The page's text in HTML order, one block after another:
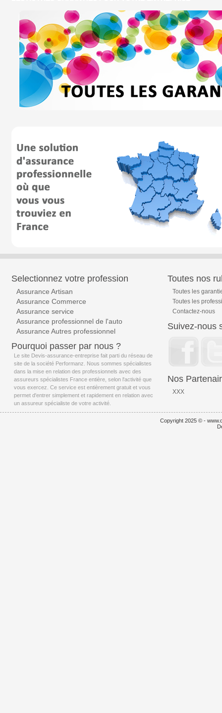
Selectionnez votre profession
Assurance Artisan
Assurance Commerce
Assurance service
Assurance professionnel de l'auto
Assurance Autres professionnel
Pourquoi passer par nous ?
Le site Devis-assurance-entreprise fait parti du réseau de
site de la société Performanz. Nous sommes spécialistes
dans la mise en relation des professionnels avec des
assureurs spécialistes France entière, selon l'activité que
vous exercez. Ce service est entièrement gratuit et vous
permet d'entrer simplement et rapidement en relation avec
un assureur spécialiste de votre activité.
Toutes nos
Toutes les
Toutes les
Contactez-nous
Suivez-nous
Nos
XXX
Copyright 2025 © -